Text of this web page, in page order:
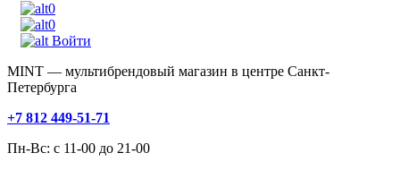
0
0
Войти
MINT — мультибрендовый магазин в центре Санкт-
Петербурга
+7 812 449-51-71
Пн-Вс: с 11-00 до 21-00